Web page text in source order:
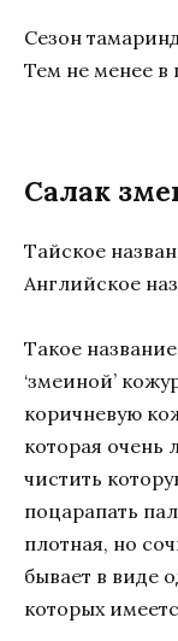
Сезон
Тем не менее в
Салак
Тайское
Английское
Такое
‘змеиной’
коричневую
которая очень
чистить
поцарапать
плотная, но
бывает в виде
которых